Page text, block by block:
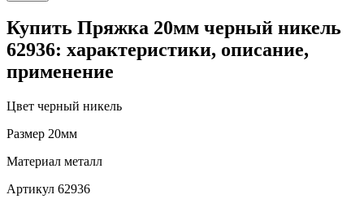
Купить Пряжка 20мм черный никель
62936: характеристики, описание,
применение
Цвет черный никель
Размер 20мм
Материал металл
Артикул 62936